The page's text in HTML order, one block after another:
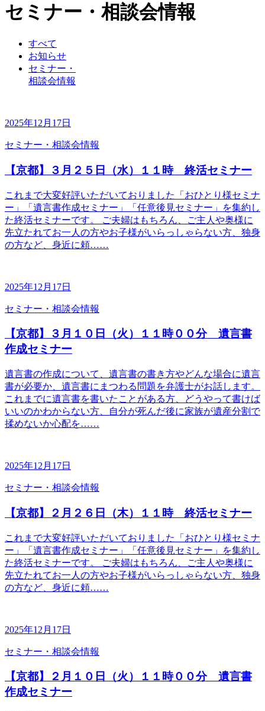
セミナー・相談会情報
すべて
お知らせ
セミナー・
相談会情報
2025年12月17日
セミナー・相談会情報
【京都】３月２５日（水）１１時 終活セミナー
これまで大変好評いただいておりました「おひとり様セミナ
ー」「遺言書作成セミナー」「任意後見セミナー」を集約し
た終活セミナーです。 ご夫婦はもちろん、ご主人や奥様に
先立たれてお一人の方やお子様がいらっしゃらない方、独身
の方など、身近に頼……
2025年12月17日
セミナー・相談会情報
【京都】３月１０日（火）１１時００分 遺言書
作成セミナー
遺言書の作成について、遺言書の書き方やどんな場合に遺言
書が必要か、遺言書にまつわる問題を弁護士がお話します。
これまでに遺言書を書いたことがある方、どうやって書けば
いいのかわからない方、自分が死んだ後に家族が遺産分割で
揉めないか心配を……
2025年12月17日
セミナー・相談会情報
【京都】２月２６日（木）１１時 終活セミナー
これまで大変好評いただいておりました「おひとり様セミナ
ー」「遺言書作成セミナー」「任意後見セミナー」を集約し
た終活セミナーです。 ご夫婦はもちろん、ご主人や奥様に
先立たれてお一人の方やお子様がいらっしゃらない方、独身
の方など、身近に頼……
2025年12月17日
セミナー・相談会情報
【京都】２月１０日（火）１１時００分 遺言書
作成セミナー